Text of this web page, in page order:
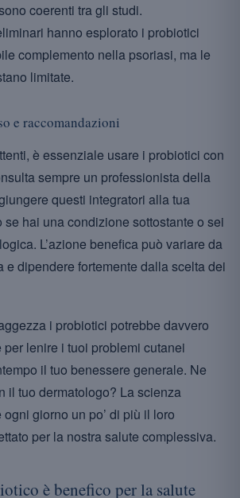
coerenti tra gli studi.
hanno esplorato i probiotici
complemento nella psoriasi, ma le
limitate.
e raccomandazioni
è essenziale usare i probiotici con
sempre un professionista della
questi integratori alla tua
se hai una condizione sottostante o sei
L’azione benefica può variare da
e dipendere fortemente dalla scelta dei
i probiotici potrebbe davvero
lenire i tuoi problemi cutanei
il tuo benessere generale. Ne
il tuo dermatologo? La scienza
giorno un po’ di più il loro
per la nostra salute complessiva.
è benefico per la salute